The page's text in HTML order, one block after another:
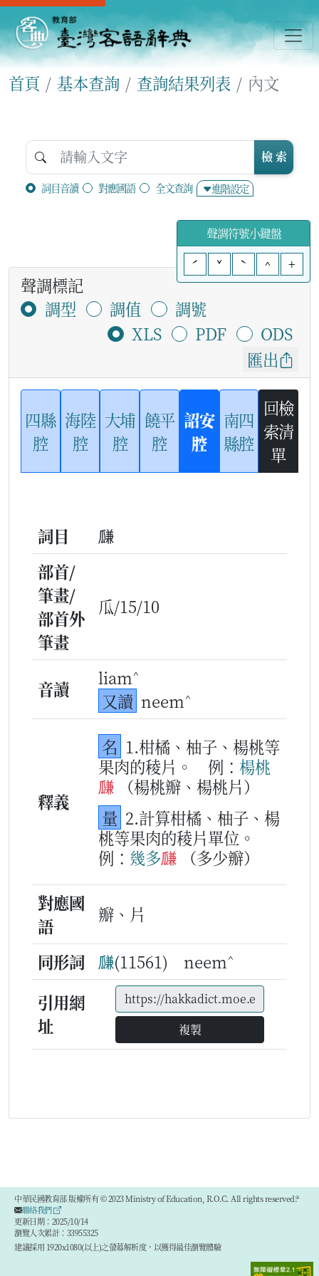
首頁 基本查詢 查詢結果列表 內文
詞目音讀 對應國語 全文查詢 進階設定
檢 索
聲調符號小鍵盤
ˊ
ˇ ˋ ^ +
聲調標記
調型
調值
調號
XLS
PDF
ODS
匯出
四縣
腔
海陸
腔
大埔
腔
饒平
腔
詔安
腔
南四
縣腔
回檢
索清
單
詞目
㼓
部首/
筆畫/
部首外
筆畫
瓜/15/10
音讀 liam^
又讀 neem^
釋義
名 1.柑橘、柚子、楊桃等
果肉的稜片。
例： 楊桃
㼓
（楊桃瓣、楊桃片）
量 2.計算柑橘、柚子、楊
桃等果肉的稜片單位。
例： 幾多㼓
（多少瓣）
對應國
語
瓣、片
同形詞 㼓(11561) neem^
引用網
址
複製
中華民國教育部 版權所有 © 2023 Ministry of Education, R.O.C. All rights reserved.®
聯絡我們
更新日期：2025/10/14
瀏覽人次累計：33955325
建議採用 1920x1080(以上)之螢幕解析度，以獲得最佳瀏覽體驗